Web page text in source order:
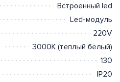
Встроенный led
Led-модуль
220V
3000К (теплый белый)
130
IP20